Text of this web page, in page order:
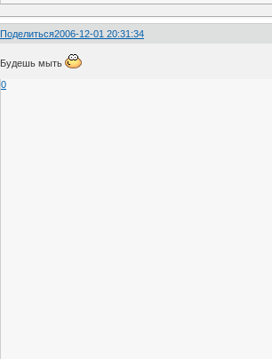
Поделиться2006-12-01 20:31:34
Будешь мыть
0